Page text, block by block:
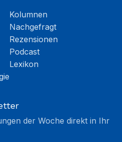
Kolumnen
Nachgefragt
Rezensionen
Podcast
Lexikon
der Woche direkt in Ihr